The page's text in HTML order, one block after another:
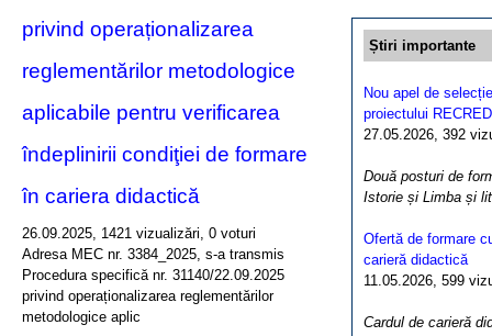
Știri importante
Nou apel de
proiectului RECRED
27.05.2026, 392
Două posturi de
Istorie și Limba și
Ofertă de formare
carieră didactică
11.05.2026, 599
Cardul de carieră
privind operaționalizarea
reglementărilor metodologice
aplicabile pentru verificarea
îndeplinirii condiţiei de formare
în cariera didactică
26.09.2025, 1421 vizualizări, 0 voturi
Adresa MEC nr. 3384_2025, s-a transmis
Procedura specifică nr. 31140/22.09.2025
privind operaționalizarea reglementărilor
metodologice aplic